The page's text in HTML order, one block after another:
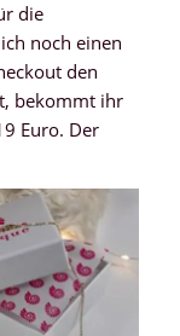
die
noch einen
den
bekommt ihr
Euro. Der